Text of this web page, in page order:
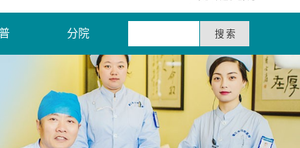
分院